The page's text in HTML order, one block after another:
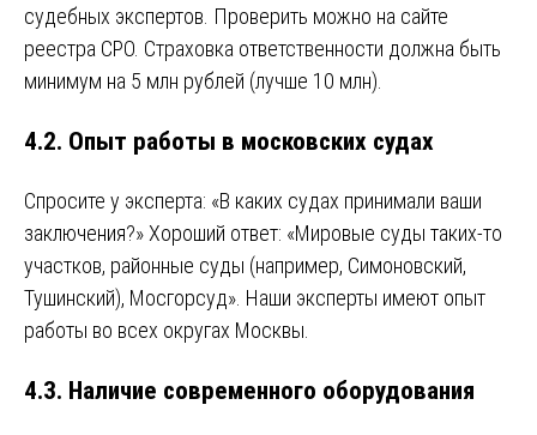
судебных экспертов. Проверить можно на сайте
реестра СРО. Страховка ответственности должна быть
минимум на 5 млн рублей (лучше 10 млн).
4.2. Опыт работы в московских судах
Спросите у эксперта: «В каких судах принимали ваши
заключения?» Хороший ответ: «Мировые суды таких-то
участков, районные суды (например, Симоновский,
Тушинский), Мосгорсуд». Наши эксперты имеют опыт
работы во всех округах Москвы.
4.3. Наличие современного оборудования